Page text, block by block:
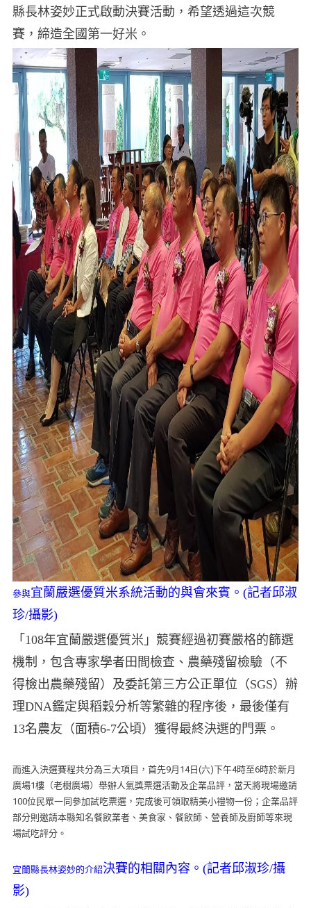
縣長林姿妙正式啟動決賽活動，希望透過這次競
賽，締造全國第一好米。
參與宜蘭嚴選優質米系統活動的與會來賓。(記者邱淑
珍/攝影)
「108年宜蘭嚴選優質米」競賽經過初賽嚴格的篩選
機制，包含專家學者田間檢查、農藥殘留檢驗（不
得檢出農藥殘留）及委託第三方公正單位（SGS）辦
理DNA鑑定與稻穀分析等繁雜的程序後，最後僅有
13名農友（面積6-7公頃）獲得最終決選的門票。
而進入決選賽程共分為三大項目，首先9月14日(六)下午4時至6時於新月
廣場1樓（老樹廣場）舉辦人氣獎票選活動及企業品評，當天將現場邀請
100位民眾一同參加試吃票選，完成後可領取精美小禮物一份；企業品評
部分則邀請本縣知名餐飲業者、美食家、餐飲師、營養師及廚師等來現
場試吃評分。
宜蘭縣長林姿妙的介紹決賽的相關內容。(記者邱淑珍/攝
影)